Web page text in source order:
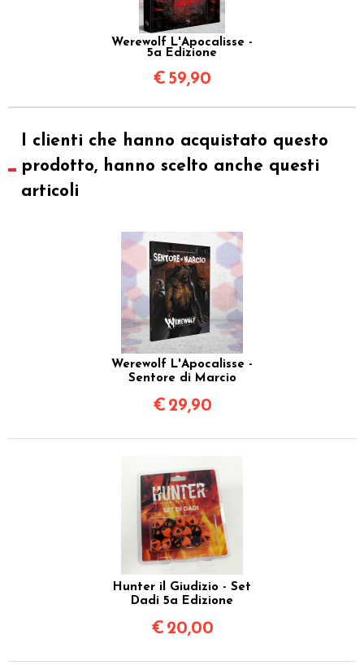
Werewolf L'Apocalisse -
5a Edizione
€ 59,90
I clienti che hanno acquistato questo
prodotto, hanno scelto anche questi
articoli
Werewolf L'Apocalisse -
Sentore di Marcio
€ 29,90
Hunter il Giudizio - Set
Dadi 5a Edizione
€ 20,00